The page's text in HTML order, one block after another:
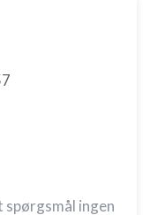
ingen